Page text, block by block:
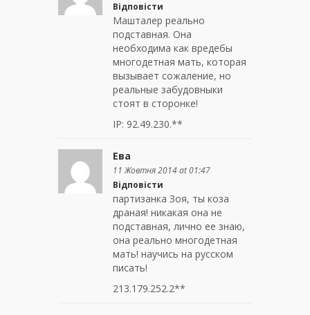
Відповісти
Машталер реально
подставная. Она
необходима как вредебы
многодетная мать, которая
вызывает сожаление, но
реальные забудовныки
стоят в сторонке!
IP: 92.49.230.**
Ева
11 Жовтня 2014 at 01:47
Відповісти
партизанка Зоя, ты коза
драная! никакая она не
подставная, лично ее знаю,
она реально многодетная
мать! научись на русском
писать!
213.179.252.2**